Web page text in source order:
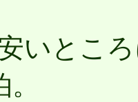
いとこ